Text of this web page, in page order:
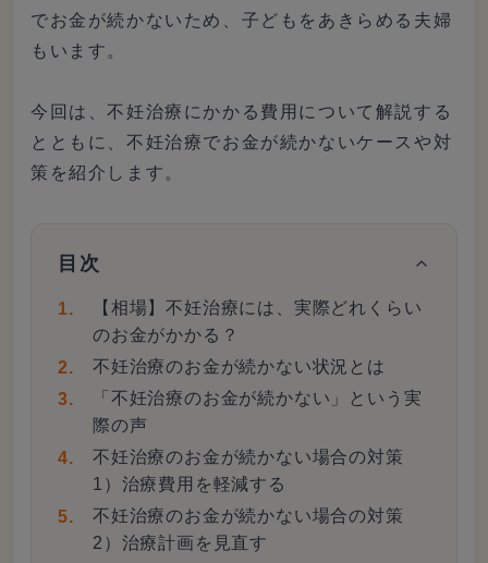
でお金が続かないため、子どもをあきらめる夫婦
もいます。
今回は、不妊治療にかかる費用について解説する
とともに、不妊治療でお金が続かないケースや対
策を紹介します。
目次
【相場】不妊治療には、実際どれくらい
のお金がかかる？
不妊治療のお金が続かない状況とは
「不妊治療のお金が続かない」という実
際の声
不妊治療のお金が続かない場合の対策
1）治療費用を軽減する
不妊治療のお金が続かない場合の対策
2）治療計画を見直す